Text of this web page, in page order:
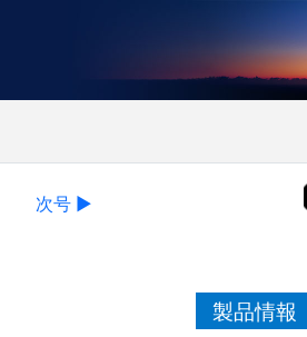
次号 ▶
製品情報